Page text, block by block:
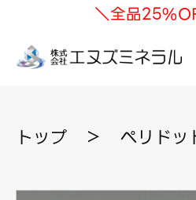
＼全品
トップ ＞ ペリドッ